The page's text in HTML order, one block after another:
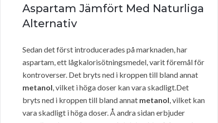
Aspartam Jämfört Med Naturliga
Alternativ
Sedan det först introducerades på marknaden, har
aspartam, ett lågkalorisötningsmedel, varit föremål för
kontroverser. Det bryts ned i kroppen till bland annat
metanol, vilket i höga doser kan vara skadligt.Det
bryts ned i kroppen till bland annat metanol, vilket kan
vara skadligt i höga doser. Å andra sidan erbjuder